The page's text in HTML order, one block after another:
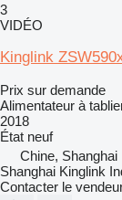
3
VIDÉO
Kinglink
Prix sur demande
Alimentateur à
2018
État neuf
Chine, Shanghai
Shanghai Kinglink
Contacter le